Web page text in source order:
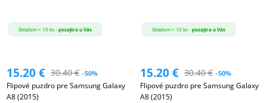
Skladom > 10 ks -pozajtra u Vás
15.20€ 30.40€ -50%
Flipové puzdro pre Samsung Galaxy
A8 (2015)
Skladom > 10 ks -pozajtra u Vás
15.20€ 30.40€ -50%
Flipové puzdro pre Samsung Galaxy
A8 (2015)